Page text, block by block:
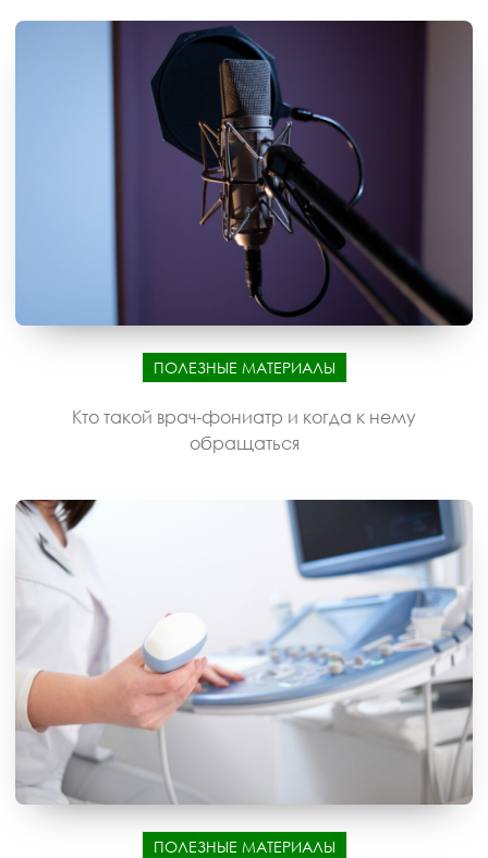
ПОЛЕЗНЫЕ МАТЕРИАЛЫ
Кто такой врач-фониатр и когда к нему
обращаться
ПОЛЕЗНЫЕ МАТЕРИАЛЫ